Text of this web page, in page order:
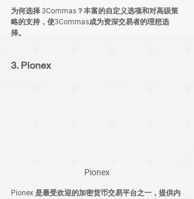
为何选择 3Commas？丰富的自定义选项和对高级策
略的支持，使3Commas成为资深交易者的理想选
择。
3. Pionex
Pionex
Pionex 是最受欢迎的加密货币交易平台之一，提供内